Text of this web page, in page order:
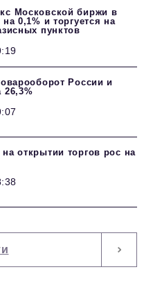
Московской биржи в
0,1% и торгуется на
пунктов
России и
26,3%
на открытии торгов рос на